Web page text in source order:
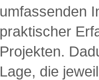
umfassenden
praktischer
Projekten.
Lage, die